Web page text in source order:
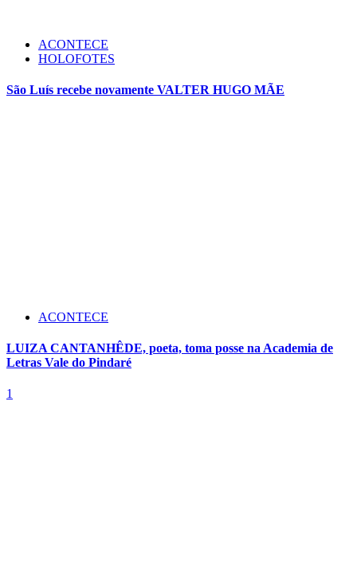
ACONTECE
HOLOFOTES
São Luís recebe novamente VALTER HUGO MÃE
ACONTECE
LUIZA CANTANHÊDE, poeta, toma posse na Academia de
Letras Vale do Pindaré
1